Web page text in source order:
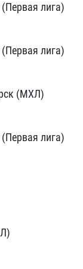
лига)
лига)
(МХЛ)
лига)